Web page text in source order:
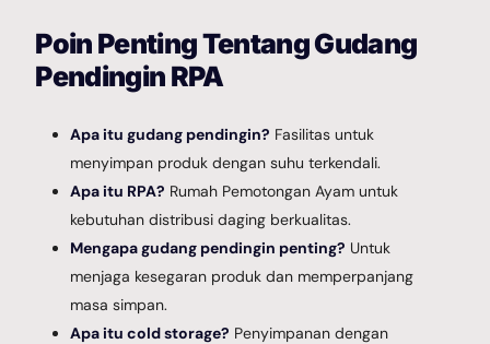
Poin Penting Tentang Gudang
Pendingin RPA
Apa itu gudang pendingin? Fasilitas untuk
menyimpan produk dengan suhu terkendali.
Apa itu RPA? Rumah Pemotongan Ayam untuk
kebutuhan distribusi daging berkualitas.
Mengapa gudang pendingin penting? Untuk
menjaga kesegaran produk dan memperpanjang
masa simpan.
Apa itu cold storage? Penyimpanan dengan